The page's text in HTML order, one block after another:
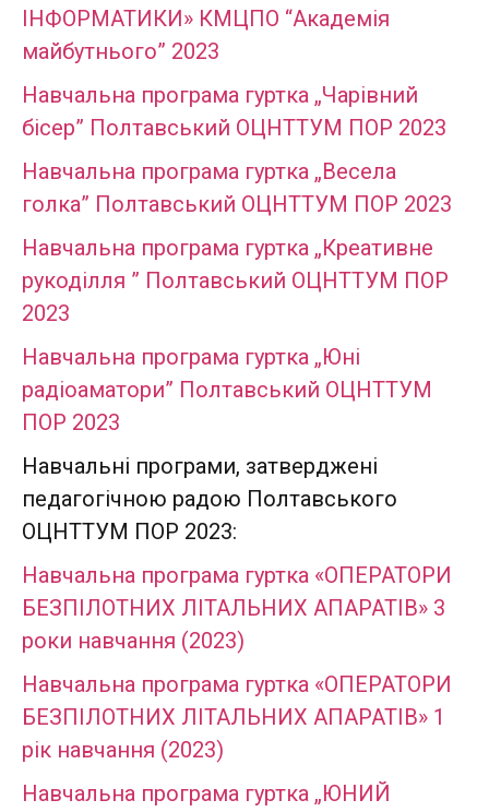
ІНФОРМАТИКИ» КМЦПО “Академія
майбутнього” 2023
Навчальна програма гуртка „Чарівний
бісер” Полтавський ОЦНТТУМ ПОР 2023
Навчальна програма гуртка „Весела
голка” Полтавський ОЦНТТУМ ПОР 2023
Навчальна програма гуртка „Креативне
рукоділля ” Полтавський ОЦНТТУМ ПОР
2023
Навчальна програма гуртка „Юні
радіоаматори” Полтавський ОЦНТТУМ
ПОР 2023
Навчальні програми, затверджені
педагогічною радою Полтавського
ОЦНТТУМ ПОР 2023:
Навчальна програма гуртка «ОПЕРАТОРИ
БЕЗПІЛОТНИХ ЛІТАЛЬНИХ АПАРАТІВ» 3
роки навчання (2023)
Навчальна програма гуртка «ОПЕРАТОРИ
БЕЗПІЛОТНИХ ЛІТАЛЬНИХ АПАРАТІВ» 1
рік навчання (2023)
Навчальна програма гуртка „ЮНИЙ